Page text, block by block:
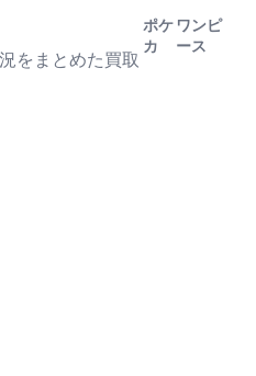
をまとめた買取
ポケ
カ
ワンピ
ース